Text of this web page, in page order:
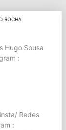
ROCHA
Hugo Sousa
:
Redes
: